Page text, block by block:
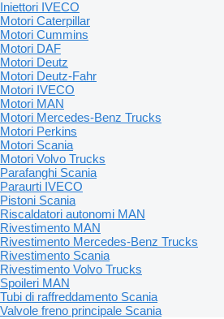
Iniettori IVECO
Motori Caterpillar
Motori Cummins
Motori DAF
Motori Deutz
Motori Deutz-Fahr
Motori IVECO
Motori MAN
Motori Mercedes-Benz Trucks
Motori Perkins
Motori Scania
Motori Volvo Trucks
Parafanghi Scania
Paraurti IVECO
Pistoni Scania
Riscaldatori autonomi MAN
Rivestimento MAN
Rivestimento Mercedes-Benz Trucks
Rivestimento Scania
Rivestimento Volvo Trucks
Spoileri MAN
Tubi di raffreddamento Scania
Valvole freno principale Scania